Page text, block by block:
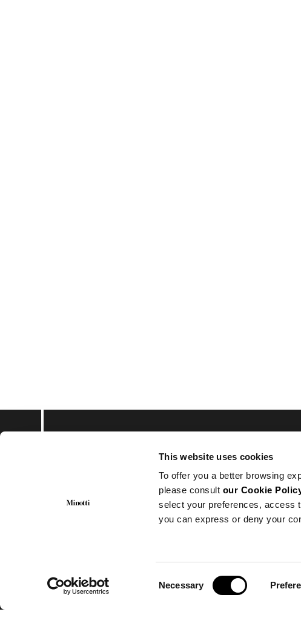
This website uses cookies
To offer you a better browsing
please consult our Cookie
select your preferences, access
you can express or deny your
Necessary
Subscribe to keep
Via Indipendenza, 152 – 20821 Meda (MB)
CF.: 00593650153 | P.I.: 00683370969
Numero REA : MB-871894